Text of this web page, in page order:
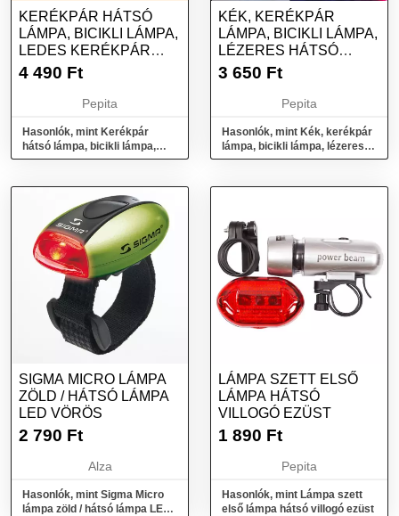
KERÉKPÁR HÁTSÓ
LÁMPA, BICIKLI LÁMPA,
LEDES KERÉKPÁR
LÁMPA - KÖR
4 490 Ft
Pepita
Hasonlók, mint Kerékpár
hátsó lámpa, bicikli lámpa,
ledes kerékpár lámpa - Kör
KÉK, KERÉKPÁR
LÁMPA, BICIKLI LÁMPA,
LÉZERES HÁTSÓ
LÁMPA
3 650 Ft
Pepita
Hasonlók, mint Kék, kerékpár
lámpa, bicikli lámpa, lézeres
hátsó lámpa
SIGMA MICRO LÁMPA
ZÖLD / HÁTSÓ LÁMPA
LED VÖRÖS
2 790 Ft
Alza
Hasonlók, mint Sigma Micro
lámpa zöld / hátsó lámpa LED
LÁMPA SZETT ELSŐ
LÁMPA HÁTSÓ
VILLOGÓ EZÜST
1 890 Ft
Pepita
Hasonlók, mint Lámpa szett
első lámpa hátsó villogó ezüst